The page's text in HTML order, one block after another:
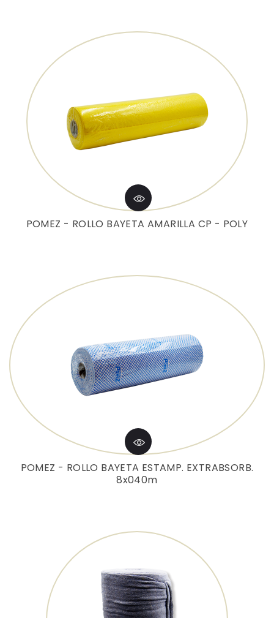
POMEZ - ROLLO BAYETA AMARILLA CP - POLY
POMEZ - ROLLO BAYETA ESTAMP. EXTRABSORB.
8x040m